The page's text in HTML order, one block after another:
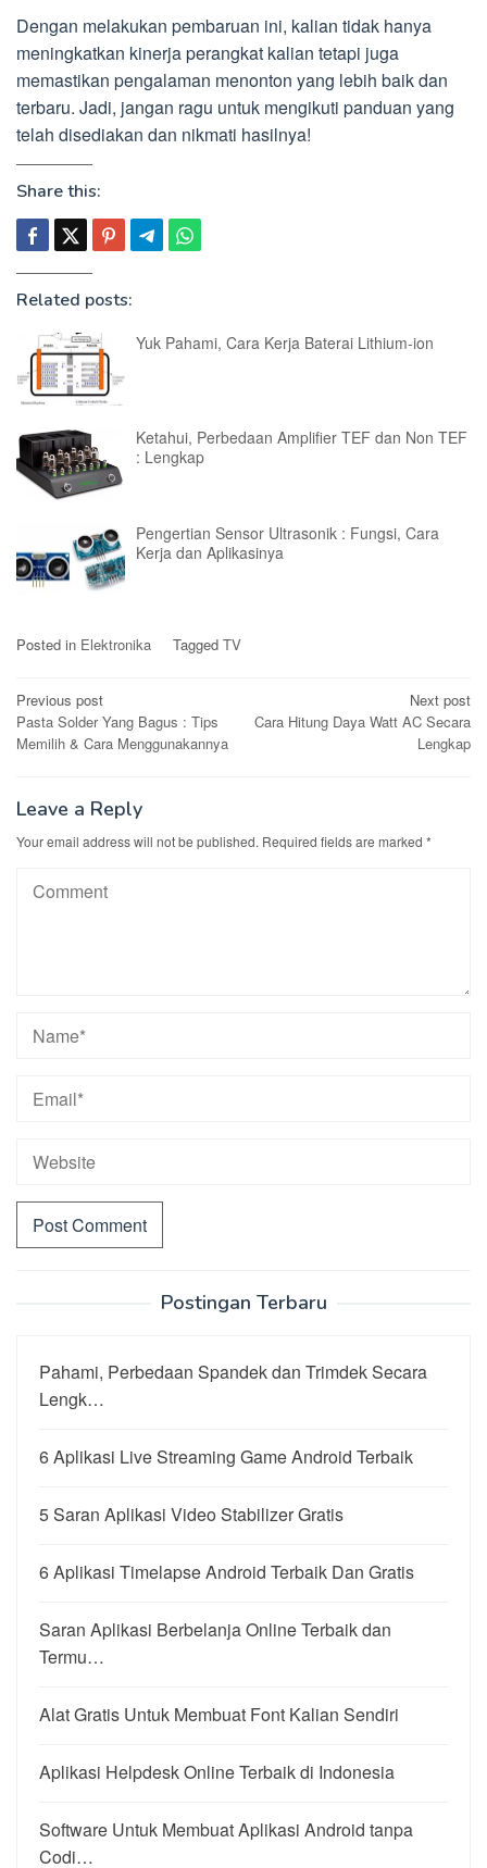
Dengan melakukan pembaruan ini, kalian tidak hanya
meningkatkan kinerja perangkat kalian tetapi juga
memastikan pengalaman menonton yang lebih baik dan
terbaru. Jadi, jangan ragu untuk mengikuti panduan yang
telah disediakan dan nikmati hasilnya!
Share this:
Related posts:
Yuk Pahami, Cara Kerja Baterai Lithium-ion
Ketahui, Perbedaan Amplifier TEF dan Non TEF
: Lengkap
Pengertian Sensor Ultrasonik : Fungsi, Cara
Kerja dan Aplikasinya
Posted in Elektronika Tagged TV
Post
navigation
Previous post
Pasta Solder Yang Bagus : Tips
Memilih & Cara Menggunakannya
Next post
Cara Hitung Daya Watt AC Secara
Lengkap
Leave a Reply
Your email address will not be published. Required fields are marked *
Postingan Terbaru
Pahami, Perbedaan Spandek dan Trimdek Secara
Lengk…
6 Aplikasi Live Streaming Game Android Terbaik
5 Saran Aplikasi Video Stabilizer Gratis
6 Aplikasi Timelapse Android Terbaik Dan Gratis
Saran Aplikasi Berbelanja Online Terbaik dan
Termu…
Alat Gratis Untuk Membuat Font Kalian Sendiri
Aplikasi Helpdesk Online Terbaik di Indonesia
Software Untuk Membuat Aplikasi Android tanpa
Codi…